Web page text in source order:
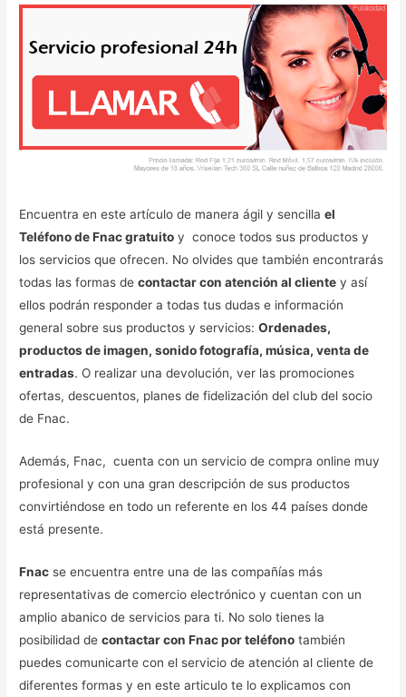
Encuentra en este artículo de manera ágil y sencillael
Teléfono de Fnac gratuito y conoce todos sus productos y
los servicios que ofrecen. No olvides que también encontrarás
todas las formas decontactar con atención al cliente y así
ellos podrán responder a todas tus dudas e información
general sobre sus productos y servicios:Ordenades,
productos de imagen, sonido fotografía, música, venta de
entradas. O realizar una devolución, ver las promociones
ofertas, descuentos, planes de fidelización del club del socio
de Fnac.
Además, Fnac, cuenta con un servicio de compra online muy
profesional y con una gran descripción de sus productos
convirtiéndose en todo un referente en los 44 países donde
está presente.
Fnac se encuentra entre una de las compañías más
representativas de comercio electrónico y cuentan con un
amplio abanico de servicios para ti. No solo tienes la
posibilidad decontactar con Fnac por teléfono también
puedes comunicarte con el servicio de atención al cliente de
diferentes formas y en este articulo te lo explicamos con